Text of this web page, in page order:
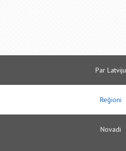
Par Latviju
Reģioni
Novadi